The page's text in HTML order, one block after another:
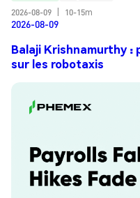
2026-08-09
10-15m
2026-08-09
Balaji Krishnamurthy :
sur les robotaxis